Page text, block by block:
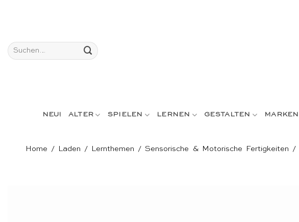
Suchen
nach:
NEU! ALTER SPIELEN LERNEN GESTALTEN MARKEN
Home / Laden / Lernthemen / Sensorische & Motorische Fertigkeiten /